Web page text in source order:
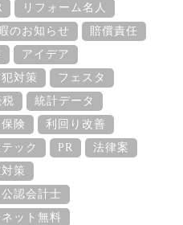
リフォーム名人
のお知らせ
賠償責任
アイデア
犯対策
フェスタ
税
統計データ
険
利回り改善
ック PR
法律案
策
公認会計士
ット無料